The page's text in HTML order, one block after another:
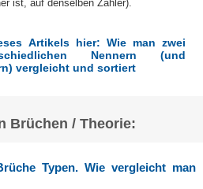
ist, auf denselben Zähler).
Artikels hier: Wie man zwei
Nennern (und
vergleicht und sortiert
Brüchen / Theorie:
Typen. Wie vergleicht man